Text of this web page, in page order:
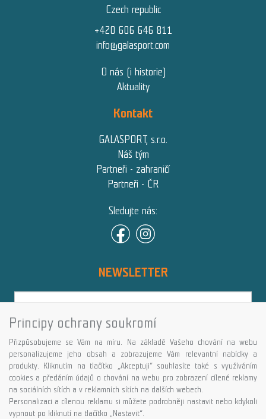
Czech republic
+420 606 646 811
info@galasport.com
O nás (i historie)
Aktuality
Kontakt
GALASPORT, s.r.o.
Náš tým
Partneři - zahraničí
Partneři - ČR
Sledujte nás:
NEWSLETTER
Přihlásit
Více informací o této službě
Copyright © GALASPORT, s.r.o. 2026,
powered by ABRA E-shop
Principy ochrany soukromí
Přizpůsobujeme se Vám na míru. Na základě Vašeho chování na webu
personalizujeme jeho obsah a zobrazujeme Vám relevantní nabídky a
produkty. Kliknutím na tlačítko „Akceptuji“ souhlasíte také s využíváním
cookies a předáním údajů o chování na webu pro zobrazení cílené reklamy
na sociálních sítích a v reklamních sítích na dalších webech.
Personalizaci a cílenou reklamu si můžete podrobněji nastavit nebo kdykoli
vypnout po kliknutí na tlačítko „Nastavit“.